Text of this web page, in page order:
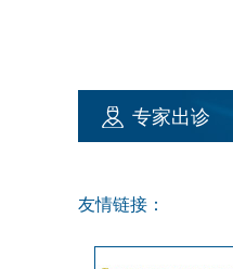
专家出诊
友情链接：